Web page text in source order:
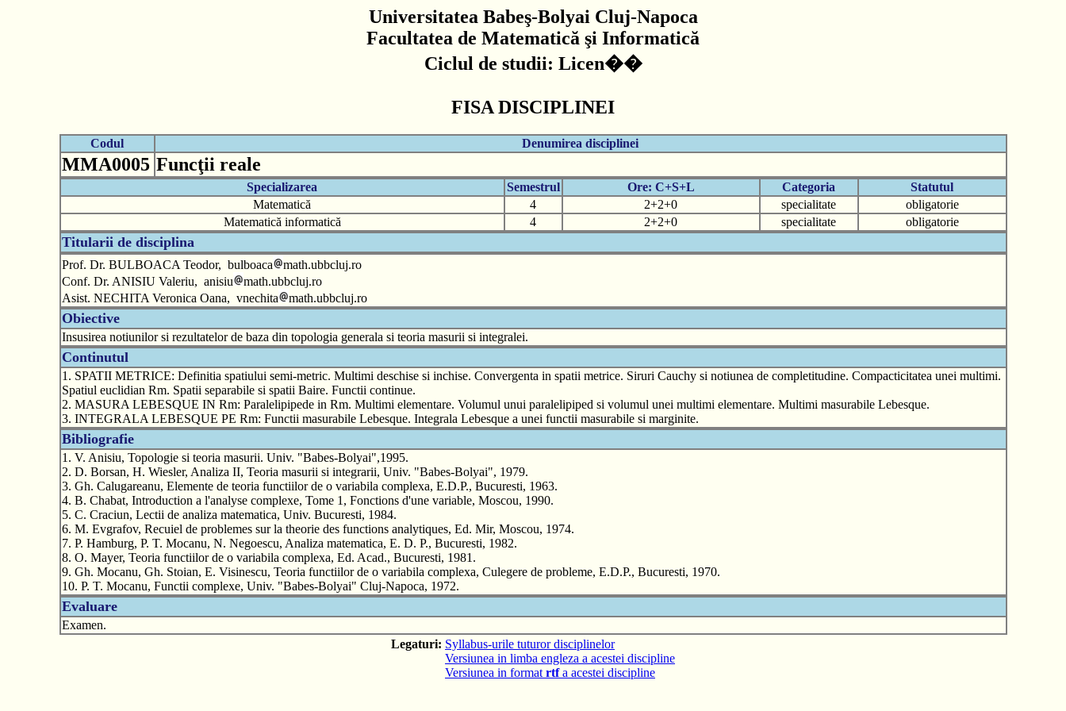
Universitatea Babeş-Bolyai Cluj-Napoca
Facultatea de Matematică şi Informatică
Ciclul de studii: Licen��
FISA DISCIPLINEI
Codul Denumirea disciplinei
MMA0005 Funcţii reale
Specializarea Semestrul Ore: C+S+L Categoria
Statutul
Matematică
4 2+2+0 specialitate
obligatorie
Matematică informatică
4 2+2+0 specialitate obligatorie
Titularii de disciplina
Prof. Dr. BULBOACA Teodor, bulboaca
math.ubbcluj.ro
Conf. Dr. ANISIU Valeriu, anisiu
math.ubbcluj.ro
Asist. NECHITA Veronica Oana, vnechita
math.ubbcluj.ro
Obiective
Insusirea notiunilor si rezultatelor de baza din topologia generala si teoria masurii si integralei.
Continutul
1. SPATII METRICE: Definitia spatiului semi-metric. Multimi deschise si inchise. Convergenta in spatii metrice. Siruri Cauchy si notiunea de completitudine. Compacticitatea unei multimi.
Spatiul euclidian Rm. Spatii separabile si spatii Baire. Functii continue.
2. MASURA LEBESQUE IN Rm: Paralelipipede in Rm. Multimi elementare. Volumul unui paralelipiped si volumul unei multimi elementare. Multimi masurabile Lebesque.
3. INTEGRALA LEBESQUE PE Rm: Functii masurabile Lebesque. Integrala Lebesque a unei functii masurabile si marginite.
Bibliografie
1. V. Anisiu, Topologie si teoria masurii. Univ. "Babes-Bolyai",1995.
2. D. Borsan, H. Wiesler, Analiza II, Teoria masurii si integrarii, Univ. "Babes-Bolyai", 1979.
3. Gh. Calugareanu, Elemente de teoria functiilor de o variabila complexa, E.D.P., Bucuresti, 1963.
4. B. Chabat, Introduction a l'analyse complexe, Tome 1, Fonctions d'une variable, Moscou, 1990.
5. C. Craciun, Lectii de analiza matematica, Univ. Bucuresti, 1984.
6. M. Evgrafov, Recuiel de problemes sur la theorie des functions analytiques, Ed. Mir, Moscou, 1974.
7. P. Hamburg, P. T. Mocanu, N. Negoescu, Analiza matematica, E. D. P., Bucuresti, 1982.
8. O. Mayer, Teoria functiilor de o variabila complexa, Ed. Acad., Bucuresti, 1981.
9. Gh. Mocanu, Gh. Stoian, E. Visinescu, Teoria functiilor de o variabila complexa, Culegere de probleme, E.D.P., Bucuresti, 1970.
10. P. T. Mocanu, Functii complexe, Univ. "Babes-Bolyai" Cluj-Napoca, 1972.
Evaluare
Examen.
Legaturi: Syllabus-urile tuturor disciplinelor
Versiunea in limba engleza a acestei discipline
Versiunea in format rtfa acestei discipline